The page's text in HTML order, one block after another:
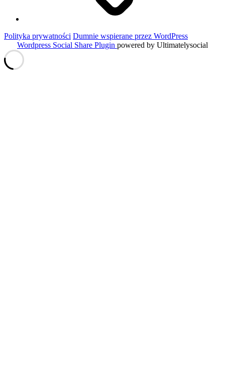
Polityka prywatności Dumnie wspierane przez WordPress
Wordpress Social Share Plugin powered by Ultimatelysocial